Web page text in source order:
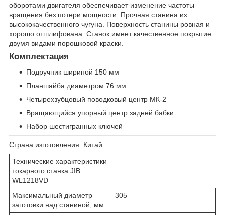
оборотами двигателя обеспечивает изменение частоты
вращения без потери мощности. Прочная станина из
высококачественного чугуна. Поверхность станины ровная и
хорошо отшлифована. Станок имеет качественное покрытие
двумя видами порошковой краски.
Комплектация
Подручник шириной 150 мм
Планшайба диаметром 76 мм
Четырехзубцовый поводковый центр МК-2
Вращающийся упорный центр задней бабки
Набор шестигранных ключей
Страна изготовления: Китай
Технические характеристики
токарного станка JIB
WL1218VD
Максимальный диаметр
заготовки над станиной, мм
305